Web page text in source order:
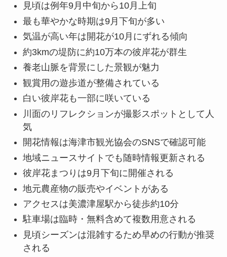
見頃は例年9月中旬から10月上旬
最も華やかな時期は9月下旬が多い
気温が高い年は開花が10月にずれる傾向
約3kmの堤防に約10万本の彼岸花が群生
養老山脈を背景にした景観が魅力
観賞用の遊歩道が整備されている
白い彼岸花も一部に咲いている
川面のリフレクションが撮影スポットとして人
気
開花情報は海津市観光協会のSNSで確認可能
地域ニュースサイトでも随時情報更新される
彼岸花まつりは9月下旬に開催される
地元農産物の販売やイベントがある
アクセスは美濃津屋駅から徒歩約10分
駐車場は臨時・無料含めて複数用意される
見頃シーズンは混雑するため早めの行動が推奨
される